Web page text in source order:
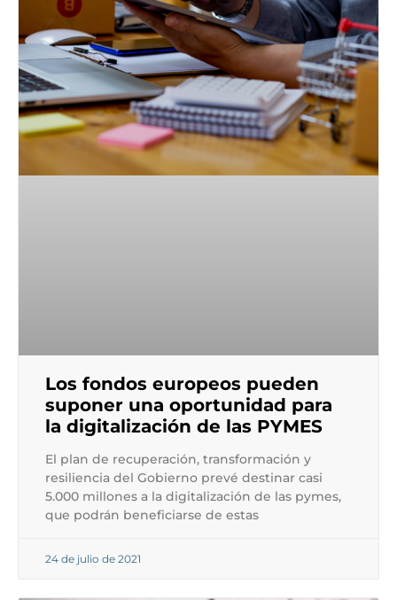
Los fondos europeos pueden
suponer una oportunidad para
la digitalización de las PYMES
El plan de recuperación, transformación y
resiliencia del Gobierno prevé destinar casi
5.000 millones a la digitalización de las pymes,
que podrán beneficiarse de estas
24 de julio de 2021